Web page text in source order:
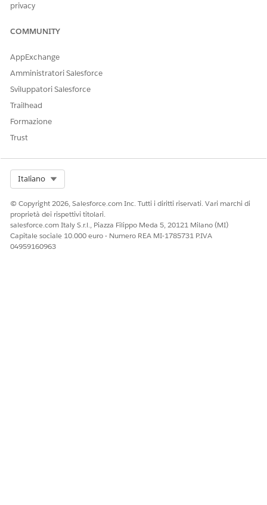
privacy
COMMUNITY
AppExchange
Amministratori Salesforce
Sviluppatori Salesforce
Trailhead
Formazione
Trust
Italiano
© Copyright 2026, Salesforce.com Inc. Tutti i diritti riservati. Vari marchi di
proprietà dei rispettivi titolari.
salesforce.com Italy S.r.l., Piazza Filippo Meda 5, 20121 Milano (MI)
Capitale sociale 10.000 euro - Numero REA MI-1785731 P.IVA
04959160963